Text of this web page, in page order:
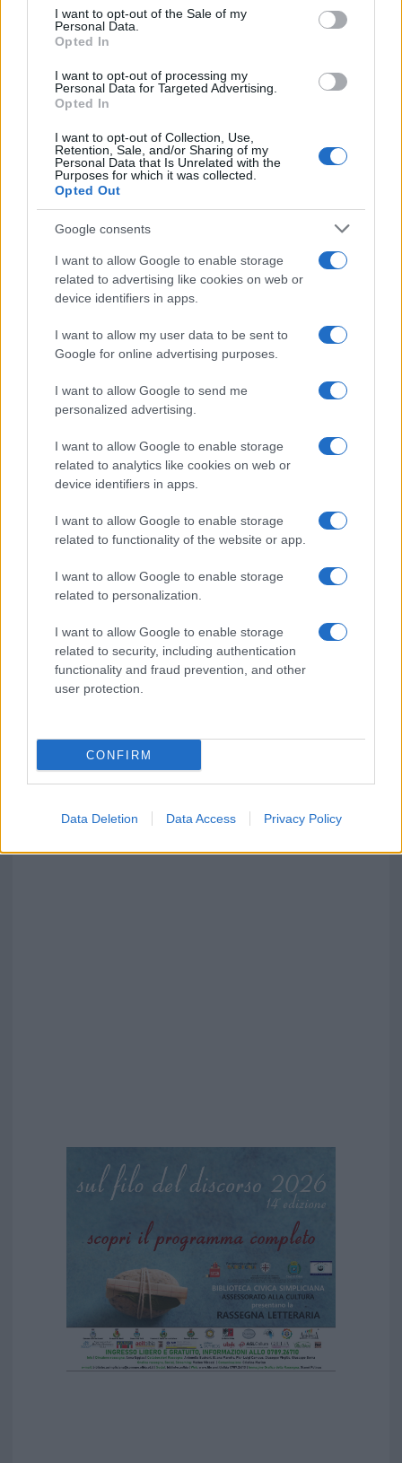
consent section.
I want to opt-out of the Sale of my
Personal Data.
Opted In
I want to opt-out of processing my
Personal Data for Targeted Advertising.
Opted In
I want to opt-out of Collection, Use,
Retention, Sale, and/or Sharing of my
Personal Data that Is Unrelated with the
Purposes for which it was collected.
Opted Out
Google consents
I want to allow Google to enable storage
related to advertising like cookies on web or
device identifiers in apps.
I want to allow my user data to be sent to
Google for online advertising purposes.
I want to allow Google to send me
personalized advertising.
I want to allow Google to enable storage
related to analytics like cookies on web or
device identifiers in apps.
I want to allow Google to enable storage
related to functionality of the website or app.
I want to allow Google to enable storage
related to personalization.
I want to allow Google to enable storage
related to security, including authentication
functionality and fraud prevention, and other
user protection.
CONFIRM
Data Deletion Data Access Privacy Policy
La Maddalena, festa per i 30 anni del Diving
center di Tegge
conducente
Turiste si perdono a Tavolara: salvate dai vigili
del fuoco
Meteo Olbia 6 agosto, migliora il tempo in
Gallura
Incidente Olbia, poliziotto in vacanza salva 6
alle 5